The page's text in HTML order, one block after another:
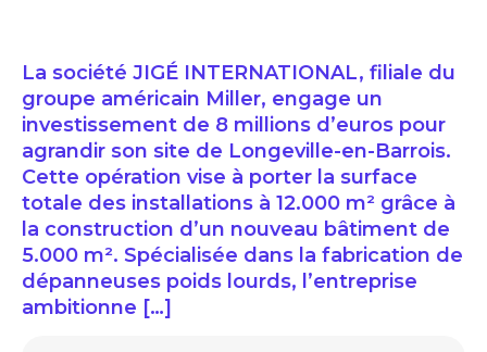
La société JIGÉ INTERNATIONAL, filiale du
groupe américain Miller, engage un
investissement de 8 millions d’euros pour
agrandir son site de Longeville-en-Barrois.
Cette opération vise à porter la surface
totale des installations à 12.000 m² grâce à
la construction d’un nouveau bâtiment de
5.000 m². Spécialisée dans la fabrication de
dépanneuses poids lourds, l’entreprise
ambitionne […]